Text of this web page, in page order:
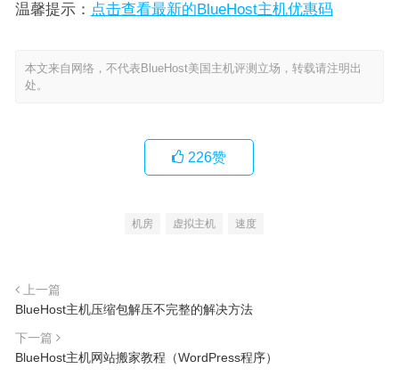
温馨提示： 点击查看最新的BlueHost主机优惠码
本文来自网络，不代表BlueHost美国主机评测立场，转载请注明出
处。
226赞
机房 虚拟主机 速度
上一篇
BlueHost主机压缩包解压不完整的解决方法
下一篇
BlueHost主机网站搬家教程（WordPress程序）